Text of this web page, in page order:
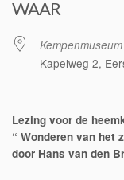
WAAR
Kempenmuseum
Kapelweg 2,
Lezing voor de
“ Wonderen van het
door Hans van den